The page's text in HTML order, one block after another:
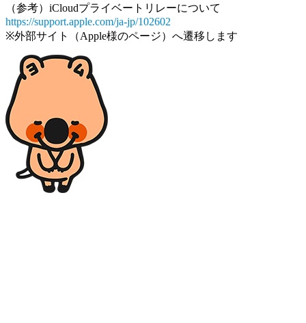
（参考）iCloudプライベートリレーについて
https://support.apple.com/ja-jp/102602
※外部サイト（Apple様のページ）へ遷移します